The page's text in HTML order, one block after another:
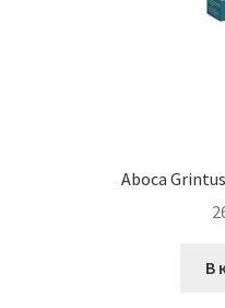
Aboca
В